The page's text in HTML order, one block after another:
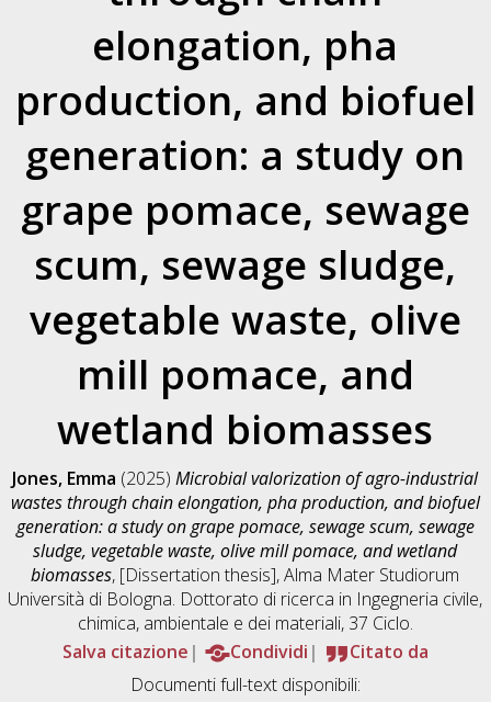
elongation, pha
production, and biofuel
generation: a study on
grape pomace, sewage
scum, sewage sludge,
vegetable waste, olive
mill pomace, and
wetland biomasses
Jones, Emma (2025)Microbial valorization of agro-industrial
wastes through chain elongation, pha production, and biofuel
generation: a study on grape pomace, sewage scum, sewage
sludge, vegetable waste, olive mill pomace, and wetland
biomasses, [Dissertation thesis], Alma Mater Studiorum
Università di Bologna. Dottorato di ricerca in Ingegneria civile,
chimica, ambientale e dei materiali, 37 Ciclo.
Salva citazione
Condividi
Citato da
Documenti full-text disponibili: